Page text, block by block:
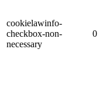
cookielawinfo-
checkbox-non-
necessary
0